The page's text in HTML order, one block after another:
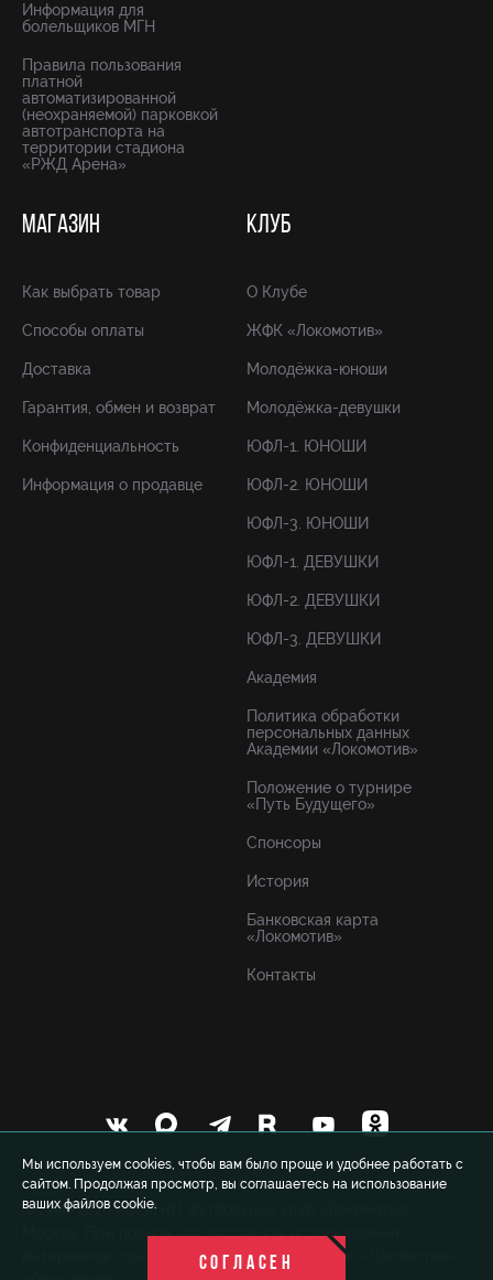
Мы используем cookies, чтобы вам было проще и удобнее работать с
сайтом. Продолжая просмотр, вы соглашаетесь на использование
ваших файлов cookie.
СОГЛАСЕН
Информация для
болельщиков МГН
Правила пользования
платной
автоматизированной
(неохраняемой) парковкой
автотранспорта на
территории стадиона
«РЖД Арена»
МАГАЗИН
Как выбрать товар
Способы оплаты
Доставка
Гарантия, обмен и возврат
Конфиденциальность
Информация о продавце
КЛУБ
О Клубе
ЖФК «Локомотив»
Молодёжка-юноши
Молодёжка-девушки
ЮФЛ-1. ЮНОШИ
ЮФЛ-2. ЮНОШИ
ЮФЛ-3. ЮНОШИ
ЮФЛ-1. ДЕВУШКИ
ЮФЛ-2. ДЕВУШКИ
ЮФЛ-3. ДЕВУШКИ
Академия
Политика обработки
персональных данных
Академии «Локомотив»
Положение о турнире
«Путь Будущего»
Спонсоры
История
Банковская карта
«Локомотив»
Контакты
© 1999-2026 FCLM.RU Футбольный клуб «Локомотив»
Москва. При полном или частичном использовании
материалов ссылка на официальный сайт ФК «Локомотив»